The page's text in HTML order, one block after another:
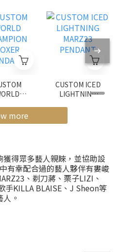
CUSTOM ICED
LIGHTNING
more
得眾多藝人親睞，並協助設
有幸配合過的藝人夥伴有婁峻
、剃刀蔣、栗子LIZI、
手KILLA BLAISE、J Sheon等
人。